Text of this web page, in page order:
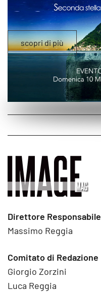
scopri di più
Direttore Responsabile
Massimo Reggia
Comitato di Redazione
Giorgio Zorzini
Luca Reggia